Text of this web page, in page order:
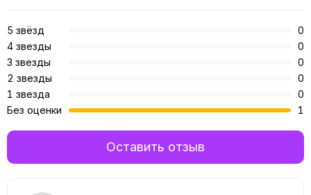
5 звёзд
0
4 звезды
0
3 звезды
0
2 звезды
0
1 звезда
0
Без оценки
1
Оставить отзыв